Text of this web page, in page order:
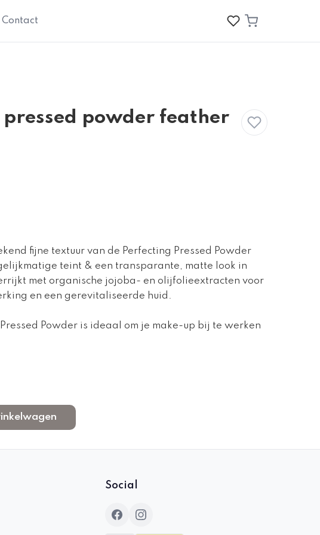
Contact
powder feather
fijne textuur van de Perfecting Pressed Powder
teint & een transparante, matte look in
met organische jojoba- en olijfolieextracten voor
en een gerevitaliseerde huid.
Powder is ideaal om je make-up bij te werken
Social